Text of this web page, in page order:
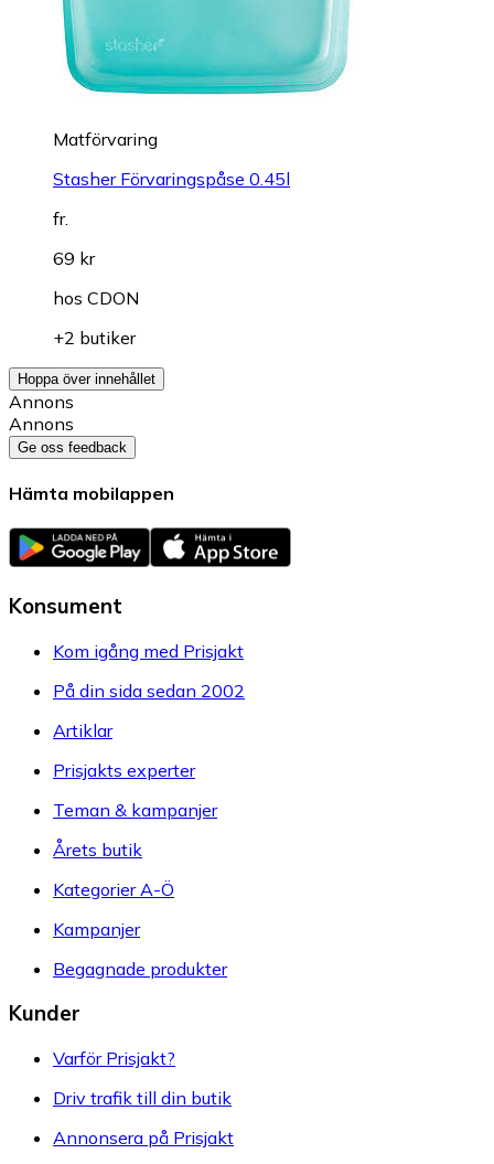
Matförvaring
Stasher Förvaringspåse 0.45l
fr.
69 kr
hos CDON
+2 butiker
Hoppa över innehållet
Annons
Annons
Ge oss feedback
Hämta mobilappen
Konsument
Kom igång med Prisjakt
På din sida sedan 2002
Artiklar
Prisjakts experter
Teman & kampanjer
Årets butik
Kategorier A-Ö
Kampanjer
Begagnade produkter
Kunder
Varför Prisjakt?
Driv trafik till din butik
Annonsera på Prisjakt